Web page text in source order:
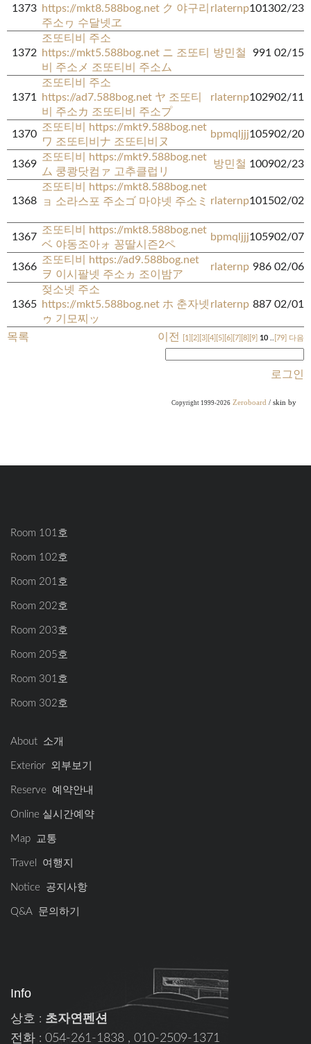
1373 https://mkt8.588bog.net ク 야구리
주소ヮ 수달넷ヱ
rlaternp101302/23
1372
조또티비 주소
https://mkt5.588bog.net ニ 조또티
비 주소メ 조또티비 주소ム
방민철 991 02/15
1371
조또티비 주소
https://ad7.588bog.net ヤ 조또티
비 주소カ 조또티비 주소プ
rlaternp102902/11
1370
조또티비 https://mkt9.588bog.net
ワ 조또티비ナ 조또티비ヌ
bpmqljjj105902/20
1369
조또티비 https://mkt9.588bog.net
ム 쿵쾅닷컴ァ 고추클럽リ
방민철 100902/23
1368
조또티비 https://mkt8.588bog.net
ョ 소라스포 주소ゴ 마야넷 주소ミ rlaternp101502/02
1367
조또티비 https://mkt8.588bog.net
ベ 야동조아ォ 꽁딸시즌2ペ
bpmqljjj105902/07
1366
조또티비 https://ad9.588bog.net
ヲ 이시팔넷 주소ヵ 조이밤ア
rlaternp 986 02/06
1365
젖소넷 주소
https://mkt5.588bog.net ホ 춘자넷
ゥ 기모찌ッ
rlaternp 887 02/01
목록 이전 [1] [2] [3] [4] [5] [6] [7] [8] [9] 10 [79] 다음
로그인
Copyright 1999-2026 Zeroboard / skin by
Room 101호
Room 102호
Room 201호
Room 202호
Room 203호
Room 205호
Room 301호
Room 302호
About 소개
Exterior 외부보기
Reserve 예약안내
Online 실시간예약
Map 교통
Travel 여행지
Notice 공지사항
Q&A 문의하기
Info
상호 : 초자연펜션
전화 : 054-261-1838 , 010-2509-1371